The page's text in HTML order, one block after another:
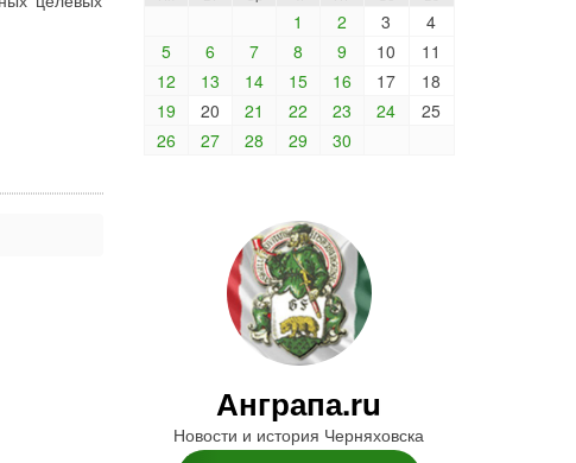
1 2 3
4
5
6 7 8 9 10
11
12
13 14 15 16 17
18
19
20 21 22 23 24
25
26
27 28 29 30
Анграпа.ru
Новости и история Черняховска